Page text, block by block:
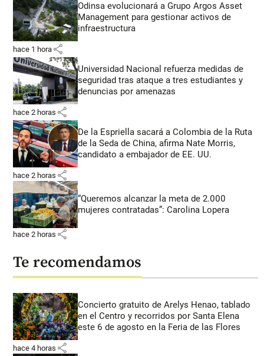
Odinsa evolucionará a Grupo Argos Asset
Management para gestionar activos de
infraestructura
hace 1 hora share
Universidad Nacional refuerza medidas de
seguridad tras ataque a tres estudiantes y
denuncias por amenazas
hace 2 horas share
De la Espriella sacará a Colombia de la Ruta
de la Seda de China, afirma Nate Morris,
candidato a embajador de EE. UU.
hace 2 horas share
“Queremos alcanzar la meta de 2.000
mujeres contratadas”: Carolina Lopera
hace 2 horas share
Te recomendamos
Concierto gratuito de Arelys Henao, tablado
en el Centro y recorridos por Santa Elena
este 6 de agosto en la Feria de las Flores
hace 4 horas share